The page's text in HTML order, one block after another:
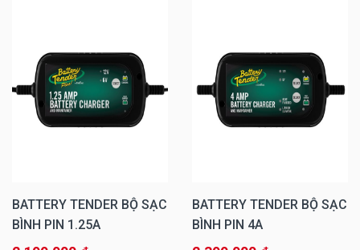
BATTERY TENDER BỘ SẠC
BÌNH PIN 1.25A
BATTERY TENDER BỘ SẠC
BÌNH PIN 4A